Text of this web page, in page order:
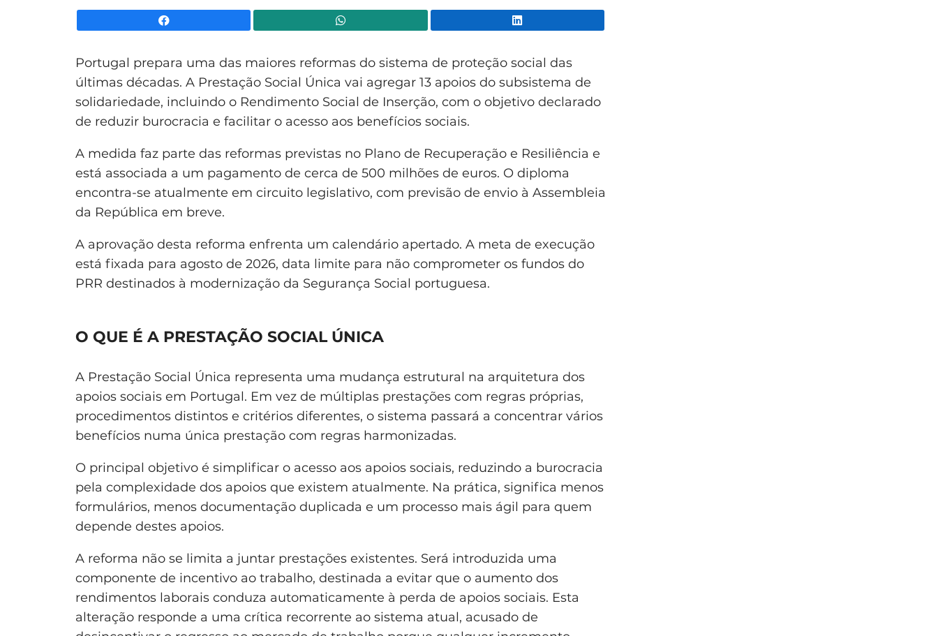
Portugal prepara uma das maiores reformas do sistema de proteção social das
últimas décadas. A Prestação Social Única vai agregar 13 apoios do subsistema de
solidariedade, incluindo o Rendimento Social de Inserção, com o objetivo declarado
de reduzir burocracia e facilitar o acesso aos benefícios sociais.
A medida faz parte das reformas previstas no Plano de Recuperação e Resiliência e
está associada a um pagamento de cerca de 500 milhões de euros. O diploma
encontra-se atualmente em circuito legislativo, com previsão de envio à Assembleia
da República em breve.
A aprovação desta reforma enfrenta um calendário apertado. A meta de execução
está fixada para agosto de 2026, data limite para não comprometer os fundos do
PRR destinados à modernização da Segurança Social portuguesa.
O QUE É A PRESTAÇÃO SOCIAL ÚNICA
A Prestação Social Única representa uma mudança estrutural na arquitetura dos
apoios sociais em Portugal. Em vez de múltiplas prestações com regras próprias,
procedimentos distintos e critérios diferentes, o sistema passará a concentrar vários
benefícios numa única prestação com regras harmonizadas.
O principal objetivo é simplificar o acesso aos apoios sociais, reduzindo a burocracia
pela complexidade dos apoios que existem atualmente. Na prática, significa menos
formulários, menos documentação duplicada e um processo mais ágil para quem
depende destes apoios.
A reforma não se limita a juntar prestações existentes. Será introduzida uma
componente de incentivo ao trabalho, destinada a evitar que o aumento dos
rendimentos laborais conduza automaticamente à perda de apoios sociais. Esta
alteração responde a uma crítica recorrente ao sistema atual, acusado de